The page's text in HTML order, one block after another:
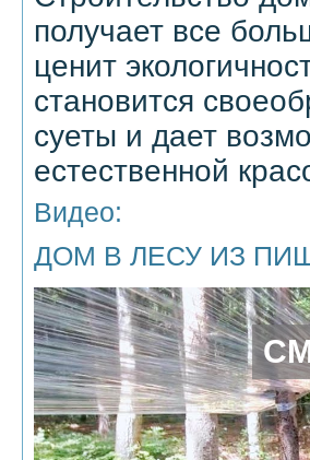
получает все
ценит
становится
суеты и дает
естественной
Видео:
ДОМ В ЛЕСУ ИЗ